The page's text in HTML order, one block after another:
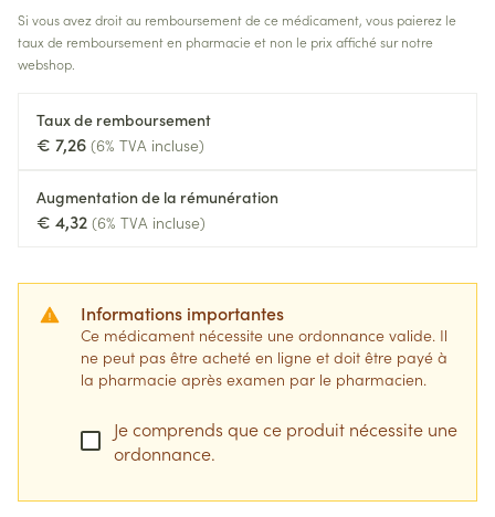
Si vous avez droit au remboursement de ce médicament, vous paierez le
taux de remboursement en pharmacie et non le prix affiché sur notre
webshop.
Taux de remboursement
€ 7,26 (6% TVA incluse)
Augmentation de la rémunération
€ 4,32 (6% TVA incluse)
Informations importantes
Ce médicament nécessite une ordonnance valide. Il
ne peut pas être acheté en ligne et doit être payé à
la pharmacie après examen par le pharmacien.
Je comprends que ce produit nécessite une
ordonnance.